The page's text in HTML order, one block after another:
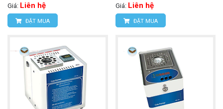
Giá: Liên hệ
ĐẶT MUA
Giá: Liên hệ
ĐẶT MUA